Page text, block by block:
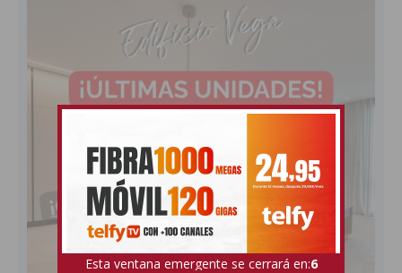
Esta ventana emergente se cerrará en:4